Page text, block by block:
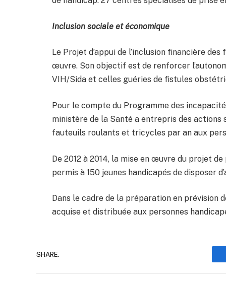
Inclusion sociale et économique
Le Projet d’appui de l’inclusion financière
œuvre. Son objectif est de renforcer
VIH/Sida et celles guéries de fistules
Pour le compte du Programme des
ministère de la Santé a entrepris des
fauteuils roulants et tricycles par an aux
De 2012 à 2014, la mise en œuvre du projet
permis à 150 jeunes handicapés de disposer
Dans le cadre de la préparation en prévision
acquise et distribuée aux personnes
SHARE.